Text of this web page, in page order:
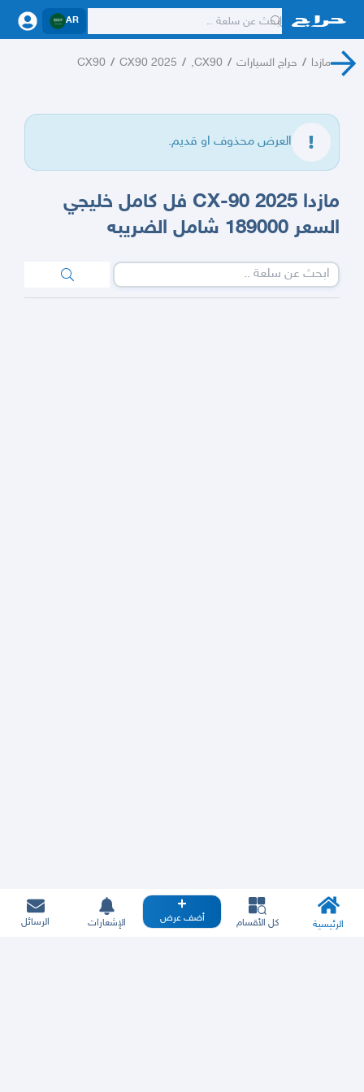
AR
مازدا / حراج السيارات /
CX90,
/
CX90 2025
/
CX90
العرض محذوف او قديم.
مازدا 2025 CX-90 فل كامل خليجي
السعر 189000 شامل الضريبه
الرئيسية كل الأقسام أضف عرض الإشعارات الرسائل